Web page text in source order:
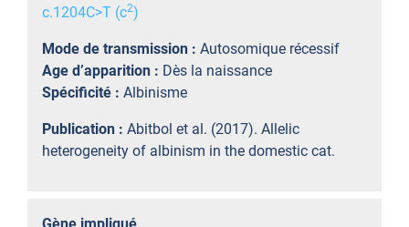
c.1204C>T (c2)
Mode de transmission : Autosomique récessif
Age d’apparition : Dès la naissance
Spécificité : Albinisme
Publication : Abitbol et al. (2017). Allelic
heterogeneity of albinism in the domestic cat.